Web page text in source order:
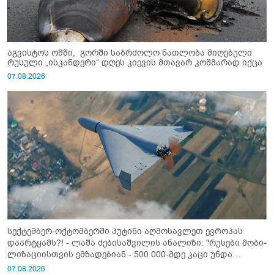
აგვისტოს ომში, გორში საბრძოლო ნათლობა მიღებული
რუსული „ისკანდერი“ დღეს კიევის მთავარ კოშმარად იქცა
07.08.2026
სექტემბერ-ოქტომბერში პუტინი აღმოსავლეთ ევროპას
დაარტყამს?! - ლაშა ძებისაშვილის ანალიზი: "რუსები მობი­
ლიზაციისთვის ემზადებიან - 500 000-მდე კაცი უნდა
გაიწვიონ ომში"
07.08.2026